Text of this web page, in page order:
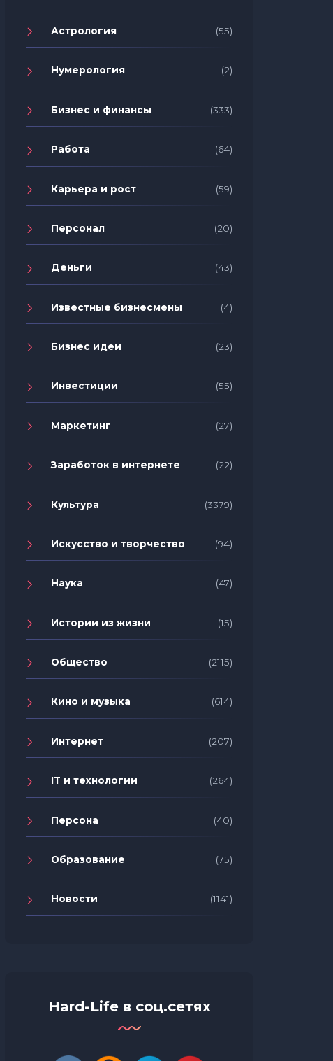
Астрология (55)
Нумерология (2)
Бизнес и финансы (333)
Работа (64)
Карьера и рост (59)
Персонал (20)
Деньги (43)
Известные бизнесмены (4)
Бизнес идеи (23)
Инвестиции (55)
Маркетинг (27)
Заработок в интернете (22)
Культура (3379)
Искусство и творчество (94)
Наука (47)
Истории из жизни (15)
Общество (2115)
Кино и музыка (614)
Интернет (207)
IT и технологии (264)
Персона (40)
Образование (75)
Новости (1141)
Hard-Life в соц.сетях